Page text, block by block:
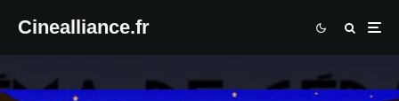
Cinealliance.fr